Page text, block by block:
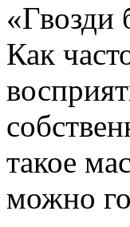
«Гвозди
Как
такое
можно